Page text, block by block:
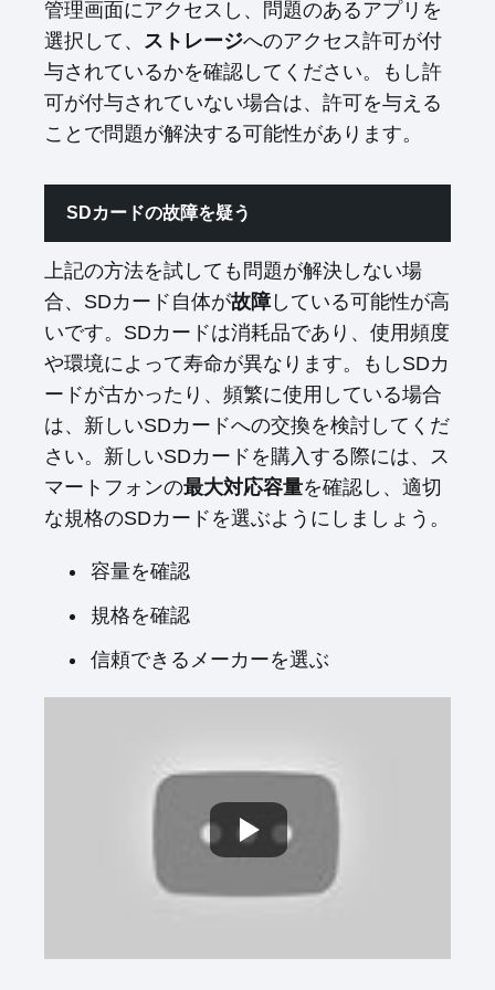
管理画面にアクセスし、問題のあるアプリを
選択して、 ストレージへのアクセス許可が付
与されているかを確認してください。もし許
可が付与されていない場合は、許可を与える
ことで問題が解決する可能性があります。
SDカードの故障を疑う
上記の方法を試しても問題が解決しない場
合、SDカード自体が故障している可能性が高
いです。SDカードは消耗品であり、使用頻度
や環境によって寿命が異なります。もしSDカ
ードが古かったり、頻繁に使用している場合
は、新しいSDカードへの交換を検討してくだ
さい。新しいSDカードを購入する際には、ス
マートフォンの最大対応容量を確認し、適切
な規格のSDカードを選ぶようにしましょう。
容量を確認
規格を確認
信頼できるメーカーを選ぶ